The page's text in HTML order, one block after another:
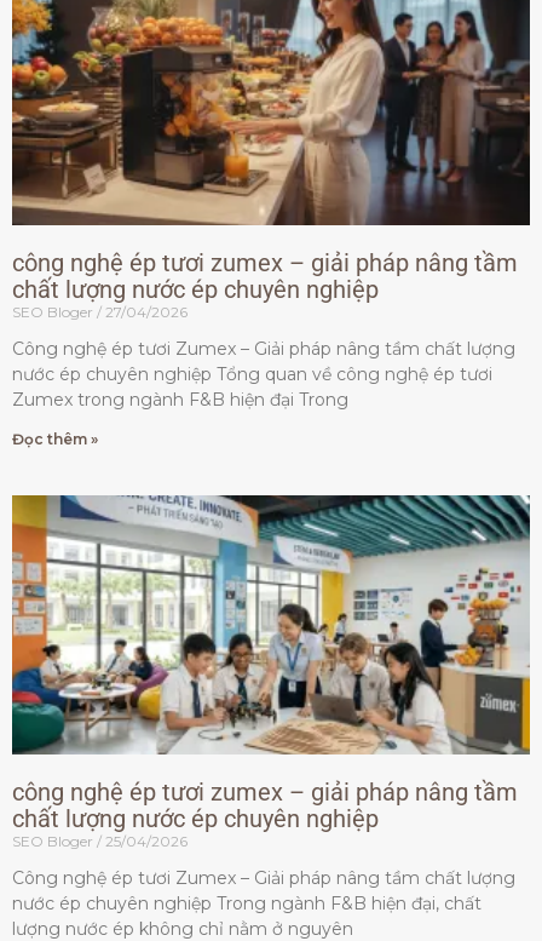
công nghệ ép tươi zumex – giải pháp nâng tầm
chất lượng nước ép chuyên nghiệp
SEO Bloger 27/04/2026
Công nghệ ép tươi Zumex – Giải pháp nâng tầm chất lượng
nước ép chuyên nghiệp Tổng quan về công nghệ ép tươi
Zumex trong ngành F&B hiện đại Trong
Đọc thêm »
công nghệ ép tươi zumex – giải pháp nâng tầm
chất lượng nước ép chuyên nghiệp
SEO Bloger 25/04/2026
Công nghệ ép tươi Zumex – Giải pháp nâng tầm chất lượng
nước ép chuyên nghiệp Trong ngành F&B hiện đại, chất
lượng nước ép không chỉ nằm ở nguyên